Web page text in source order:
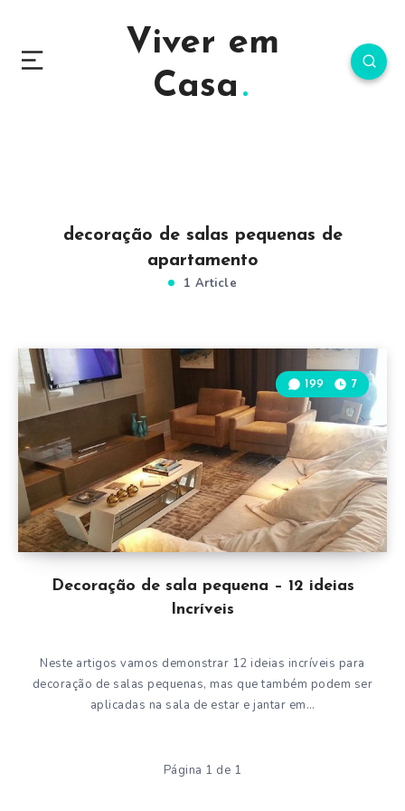
Viver em
Casa
decoração de salas pequenas de
apartamento
1 Article
Decoração de sala pequena – 12 ideias
Incríveis
199 7
Neste artigos vamos demonstrar 12 ideias incríveis para
decoração de salas pequenas, mas que também podem ser
aplicadas na sala de estar e jantar em…
Página 1 de 1